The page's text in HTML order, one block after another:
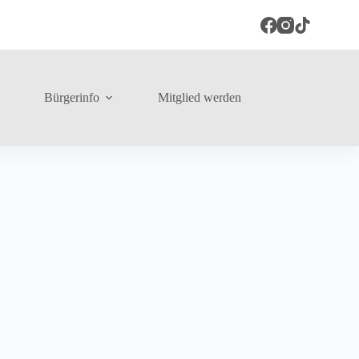
Bürgerinfo Mitglied werden